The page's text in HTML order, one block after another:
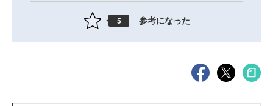
5 参考になった